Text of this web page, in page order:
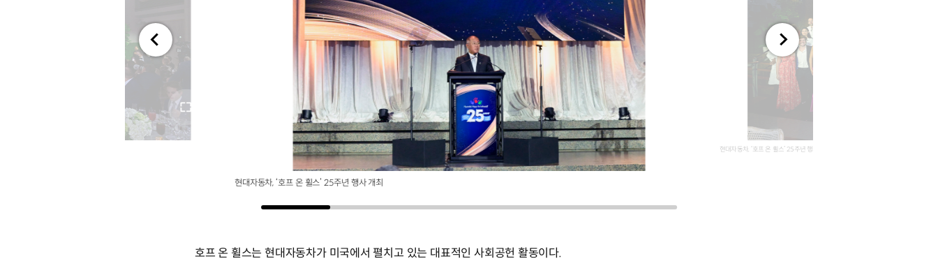
전체
화면
현대자동차, ‘호프 온 휠스’ 25주년 행사 개최
현대자동차, ‘호프 온 휠스’ 25주년 행사 개최
호프 온 휠스는 현대자동차가 미국에서 펼치고 있는 대표적인 사회공헌 활동이다.